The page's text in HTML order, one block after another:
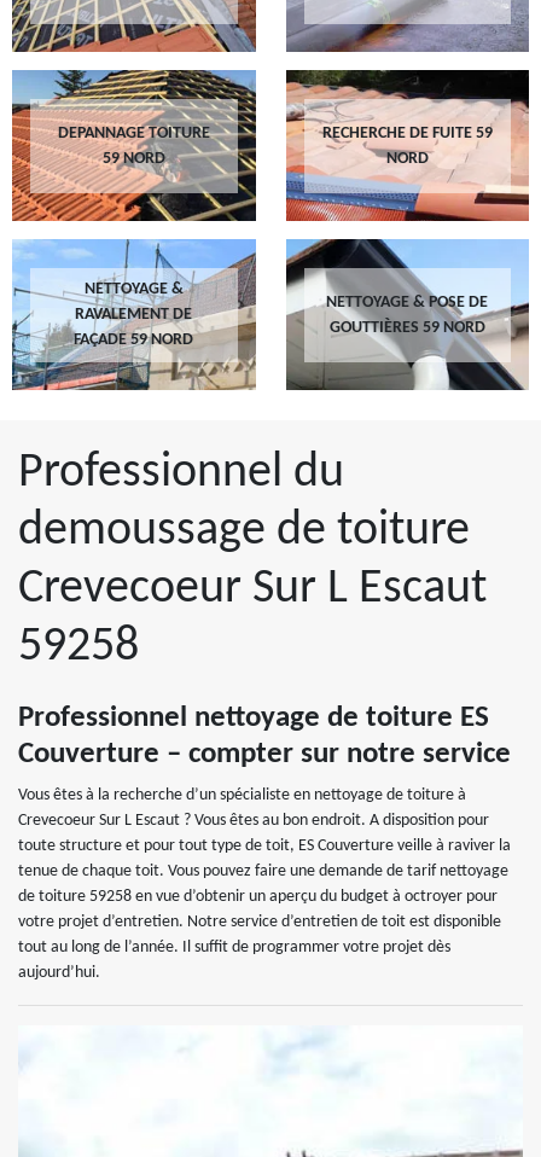
DEPANNAGE TOITURE
59 NORD
RECHERCHE DE FUITE 59
NORD
NETTOYAGE &
RAVALEMENT DE
FAÇADE 59 NORD
NETTOYAGE & POSE DE
GOUTTIÈRES 59 NORD
Professionnel du
demoussage de toiture
Crevecoeur Sur L Escaut
59258
Professionnel nettoyage de toiture ES
Couverture – compter sur notre service
Vous êtes à la recherche d’un spécialiste en nettoyage de toiture à
Crevecoeur Sur L Escaut ? Vous êtes au bon endroit. A disposition pour
toute structure et pour tout type de toit, ES Couverture veille à raviver la
tenue de chaque toit. Vous pouvez faire une demande de tarif nettoyage
de toiture 59258 en vue d’obtenir un aperçu du budget à octroyer pour
votre projet d’entretien. Notre service d’entretien de toit est disponible
tout au long de l’année. Il suffit de programmer votre projet dès
aujourd’hui.